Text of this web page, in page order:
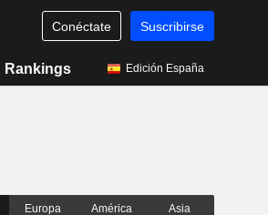
Conéctate Suscribirse
Rankings Edición España
Europa América Asia